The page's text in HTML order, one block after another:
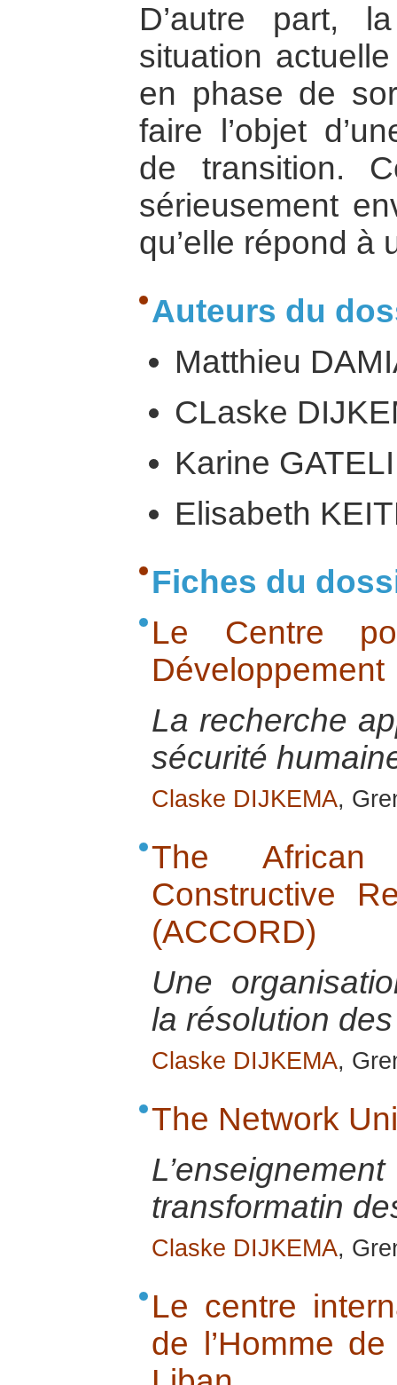
D’autre part,
situation
en phase de
faire l’objet
de transition.
sérieusement
qu’elle répond à
Auteurs du
Matthieu
CLaske
Karine
Elisabeth
Fiches du
Le Centre
Développement
La recherche
sécurité
Claske DIJKEMA,
The
Constructive
(ACCORD)
Une
la résolution
Claske DIJKEMA,
The Network
transformatin
Claske DIJKEMA,
Le centre
de l’Homme